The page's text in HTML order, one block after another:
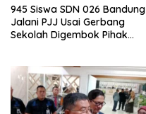
945 Siswa SDN 026 Bandung
Jalani PJJ Usai Gerbang
Sekolah Digembok Pihak